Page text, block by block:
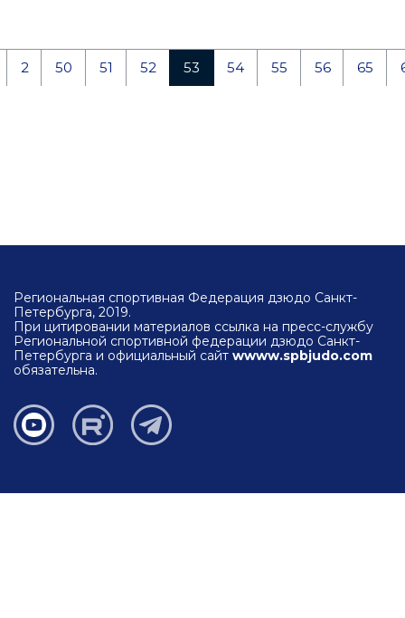
2 50 51 52 53 54 55 56 65
Региональная спортивная Федерация дзюдо Санкт-
Петербурга, 2019.
При цитировании материалов ссылка на пресс-службу
Региональной спортивной федерации дзюдо Санкт-
Петербурга и официальный сайт wwww.spbjudo.com
обязательна.